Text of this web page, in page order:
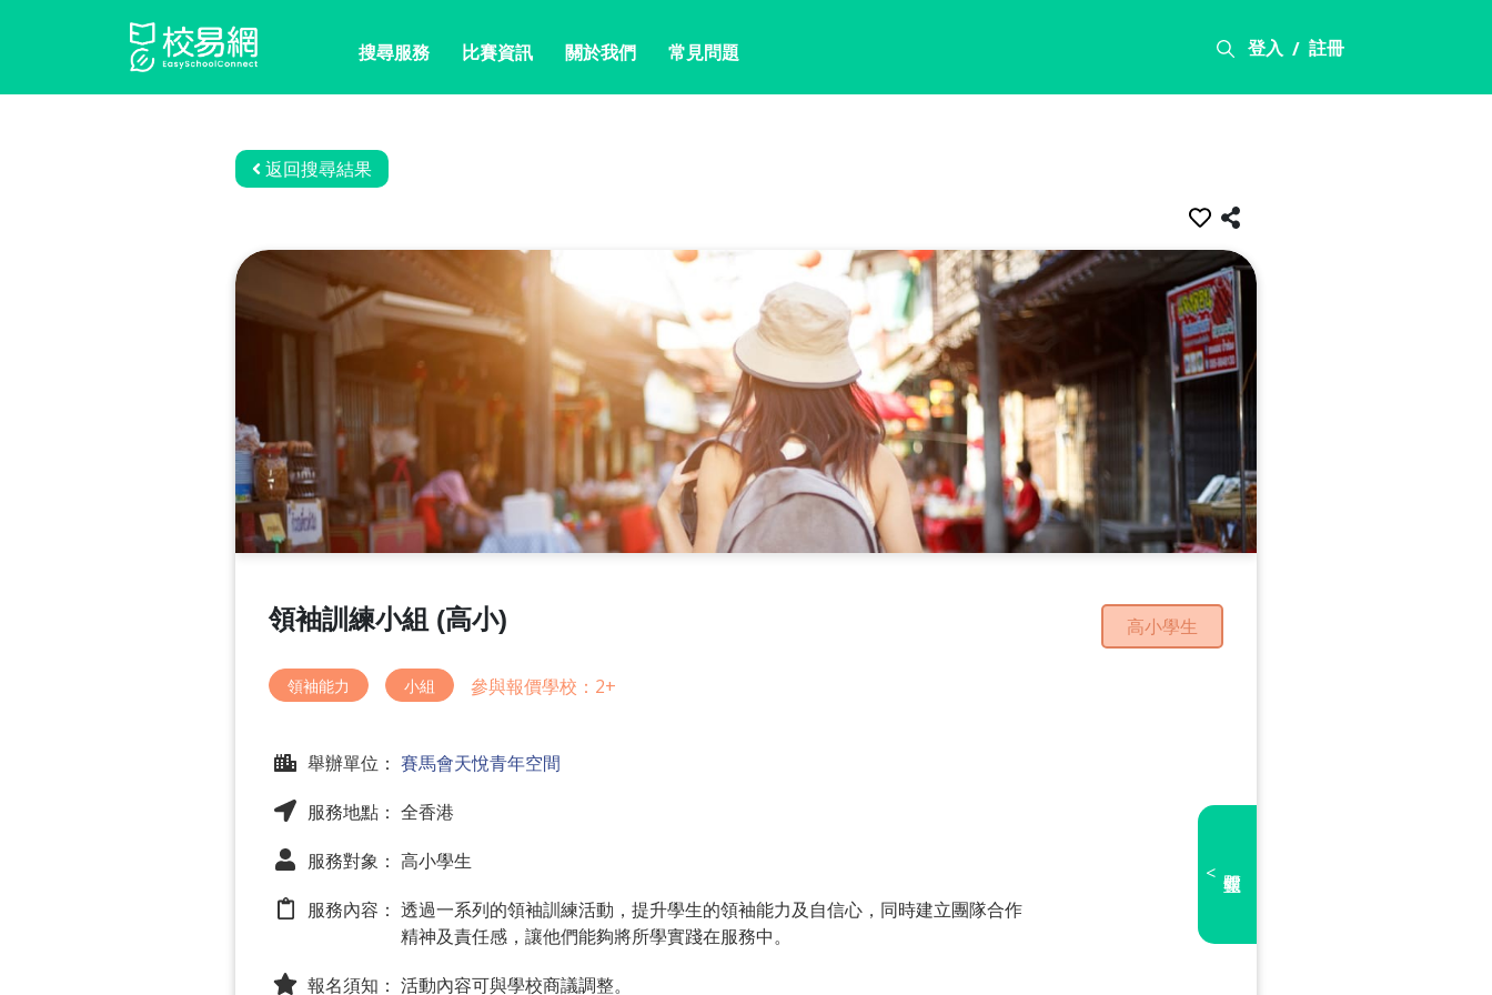
登入 / 註冊
搜尋服務 比賽資訊 關於我們 常見問題
返回搜尋結果
領袖訓練小組 (高小) 高小學生
領袖能力 小組 參與報價學校：2+
舉辦單位： 賽馬會天悅青年空間
服務地點： 全香港
服務對象： 高小學生
服務內容： 透過一系列的領袖訓練活動，提升學生的領袖能力及自信心，同時建立團隊合作
精神及責任感，讓他們能夠將所學實踐在服務中。
報名須知： 活動內容可與學校商議調整。
<